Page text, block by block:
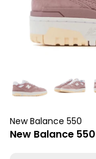
New Balance 550
New Balance